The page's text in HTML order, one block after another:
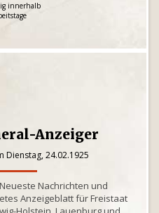
innerhalb
Anzeiger
Dienstag, 24.02.1925
Nachrichten und
Anzeigeblatt für Freistaat